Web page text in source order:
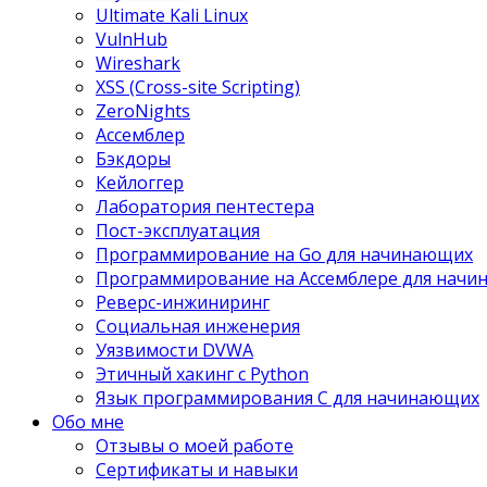
Ultimate Kali Linux
VulnHub
Wireshark
XSS (Cross-site Scripting)
ZeroNights
Ассемблер
Бэкдоры
Кейлоггер
Лаборатория пентестера
Пост-эксплуатация
Программирование на Go для начинающих
Программирование на Ассемблере для
Реверс-инжиниринг
Социальная инженерия
Уязвимости DVWA
Этичный хакинг с Python
Язык программирования С для начинающих
Обо мне
Отзывы о моей работе
Сертификаты и навыки